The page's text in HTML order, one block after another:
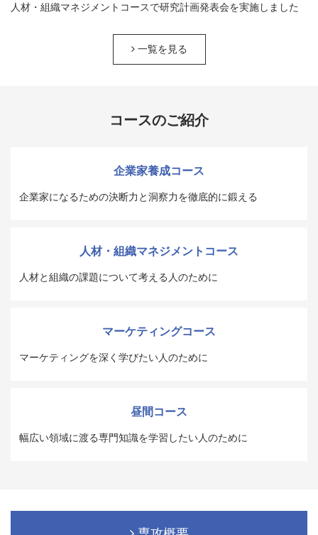
人材・組織マネジメントコースで研究計画発表会を実施しました
一覧を見る
コースのご紹介
企業家養成コース
企業家になるための決断力と洞察力を徹底的に鍛える
人材・組織マネジメントコース
人材と組織の課題について考える人のために
マーケティングコース
マーケティングを深く学びたい人のために
昼間コース
幅広い領域に渡る専門知識を学習したい人のために